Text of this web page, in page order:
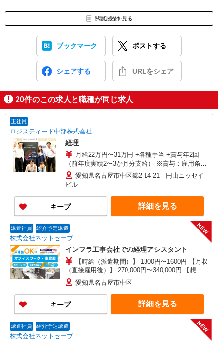
閲覧履歴を見る
ブックマーク ポストする
シェアする URLをシェア
20件のこの求人と職種が同じ求人
正社員
ロジスティード中部株式会社
経理
月給22万円〜31万円 +各種手当 +賞与年2回
（前年度実績2〜3か月分支給） ※賞与：雇用条件
により金額の変動あり ※上記はあくまで最低支給
額です。 前職、能力、年齢などを考慮し月給を
+残業代他 ◆リーダー職 月収25万円+残業代他
【年収例】 ◆一般職 年収334万円〜420万円 ◆
リーダー職 年収400万円〜500万円
愛知県名古屋市中区錦2-14-21 円山ニッセイ
ビル
キープ 詳細を見る
派遣社員 紹介予定派遣
株式会社ネットセーブ
NEW
インフラ工事会社での経理アシスタント
【時給（派遣期間）】 1300円〜1600円 【月収
（直接雇用後）】 270,000円〜340,000円 【想定
年収（直接雇用後）】 4,300,000円〜5,550,000円
└通勤定期代、残業代は別途全額支給 └直接雇用
化後は10種類以上の手当あり
愛知県名古屋市中区
キープ 詳細を見る
派遣社員 紹介予定派遣
株式会社ネットセーブ
NEW